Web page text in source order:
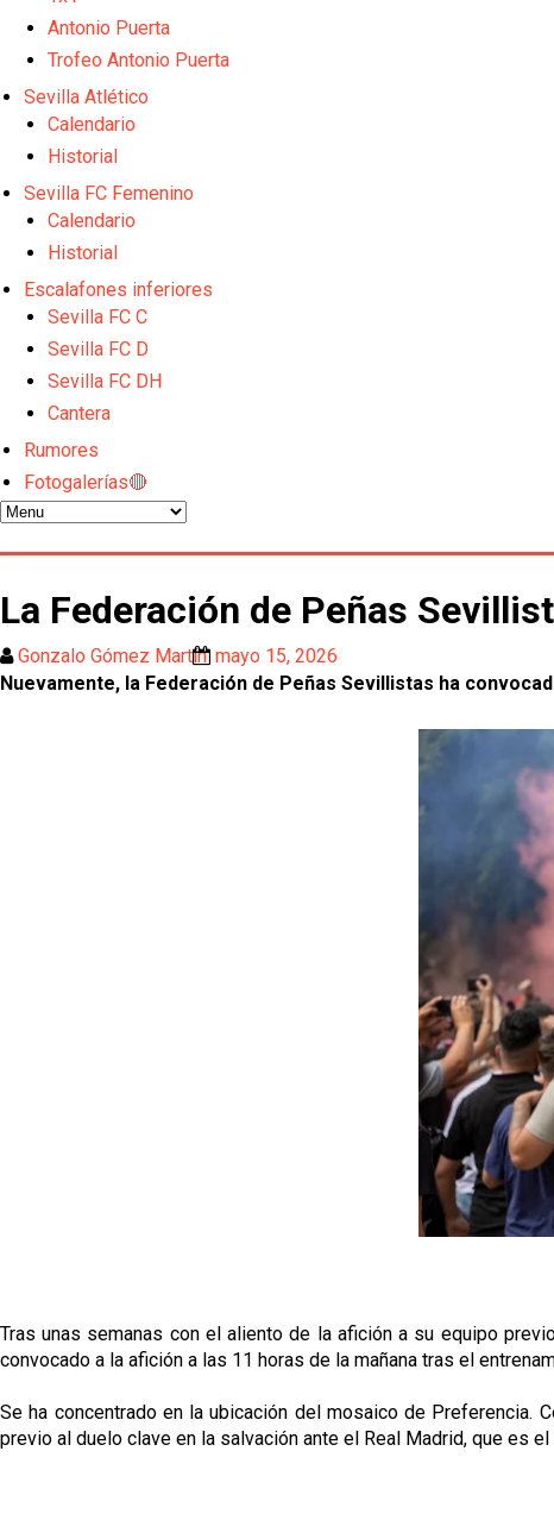
Luis García Plaza: No sufrir ya es un paso adelante
Apuesta por la juventud y las ideas claras: el once
Crónica Pretemporada | Xerez DFC 1-0 Sevilla Atlético
Antonio Puerta
Trofeo Antonio Puerta
Sevilla Atlético
Calendario
Historial
Sevilla FC Femenino
Calendario
Historial
Escalafones inferiores
Sevilla FC C
Sevilla FC D
Sevilla FC DH
Cantera
Rumores
Fotogalerías🔴
La Federación de Peñas
Gonzalo Gómez Martín mayo 15, 2026
Nuevamente, la Federación de Peñas Sevillistas ha
Tras unas semanas con el aliento de la afición a su equipo
convocado a la afición a las 11 horas de la mañana tras el
Se ha concentrado en la ubicación del mosaico de Preferencia.
previo al duelo clave en la salvación ante el Real Madrid, que es